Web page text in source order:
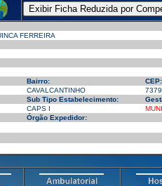
FERREIRA
Bairro:
CEP:
CAVALCANTINHO
Sub Tipo Estabelecimento:
CAPS I
Órgão Expedidor: